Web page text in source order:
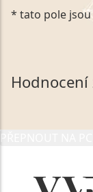
Kliknutím na
zákonem č.
souhlasím se
mých
společnosti
údaje poskytuji
* tato pole
Hodnocení